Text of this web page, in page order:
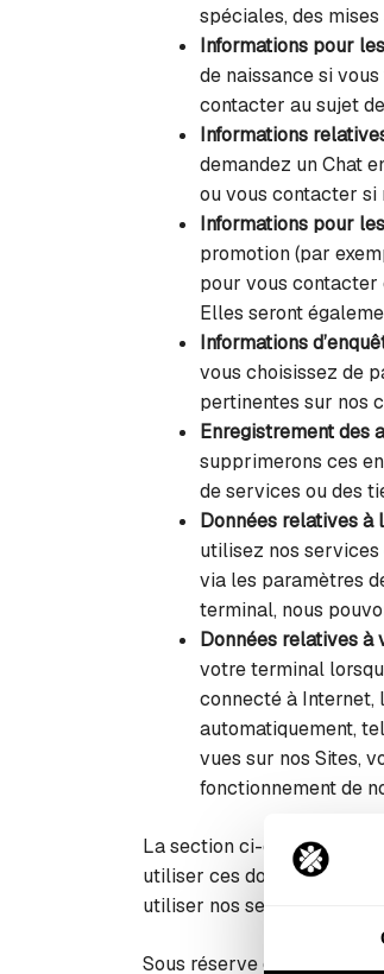
spéciales, des
Informations pour
de naissance si
contacter au sujet
Informations
demandez un Chat
ou vous contacter si
Informations pour
promotion (par
pour vous contacter
Elles seront
Informations
vous choisissez de
pertinentes sur nos
Enregistrement des
supprimerons ces
de services ou des
Données relatives
utilisez nos services
via les paramètres
terminal, nous
Données relatives à
votre terminal
connecté à Internet,
automatiquement,
vues sur nos Sites,
fonctionnement de
La section ci-dessus
utiliser ces données
utiliser nos services ou
Sous réserve de votre